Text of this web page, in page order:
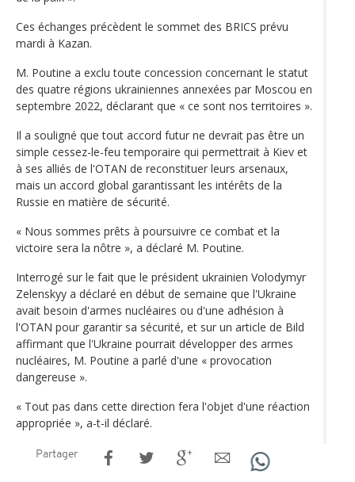
Ces échanges précèdent le sommet des BRICS prévu
mardi à Kazan.
M. Poutine a exclu toute concession concernant le statut
des quatre régions ukrainiennes annexées par Moscou en
septembre 2022, déclarant que « ce sont nos territoires ».
Il a souligné que tout accord futur ne devrait pas être un
simple cessez-le-feu temporaire qui permettrait à Kiev et
à ses alliés de l'OTAN de reconstituer leurs arsenaux,
mais un accord global garantissant les intérêts de la
Russie en matière de sécurité.
« Nous sommes prêts à poursuivre ce combat et la
victoire sera la nôtre », a déclaré M. Poutine.
Interrogé sur le fait que le président ukrainien Volodymyr
Zelenskyy a déclaré en début de semaine que l'Ukraine
avait besoin d'armes nucléaires ou d'une adhésion à
l'OTAN pour garantir sa sécurité, et sur un article de Bild
affirmant que l'Ukraine pourrait développer des armes
nucléaires, M. Poutine a parlé d'une « provocation
dangereuse ».
« Tout pas dans cette direction fera l'objet d'une réaction
appropriée », a-t-il déclaré.
Partager